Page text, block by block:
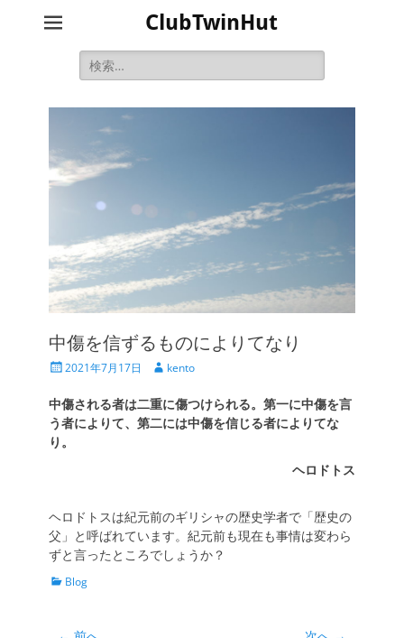
ClubTwinHut
検
索:
中傷を信ずるものによりてなり
投
日
2021年7月17日
投
者
kento
中傷される者は二重に傷つけられる。第一に中傷を言
う者によりて、第二には中傷を信じる者によりてな
り。
ヘロドトス
ヘロドトスは紀元前のギリシャの歴史学者で「歴史の
父」と呼ばれています。紀元前も現在も事情は変わら
ずと言ったところでしょうか？
カ Blog